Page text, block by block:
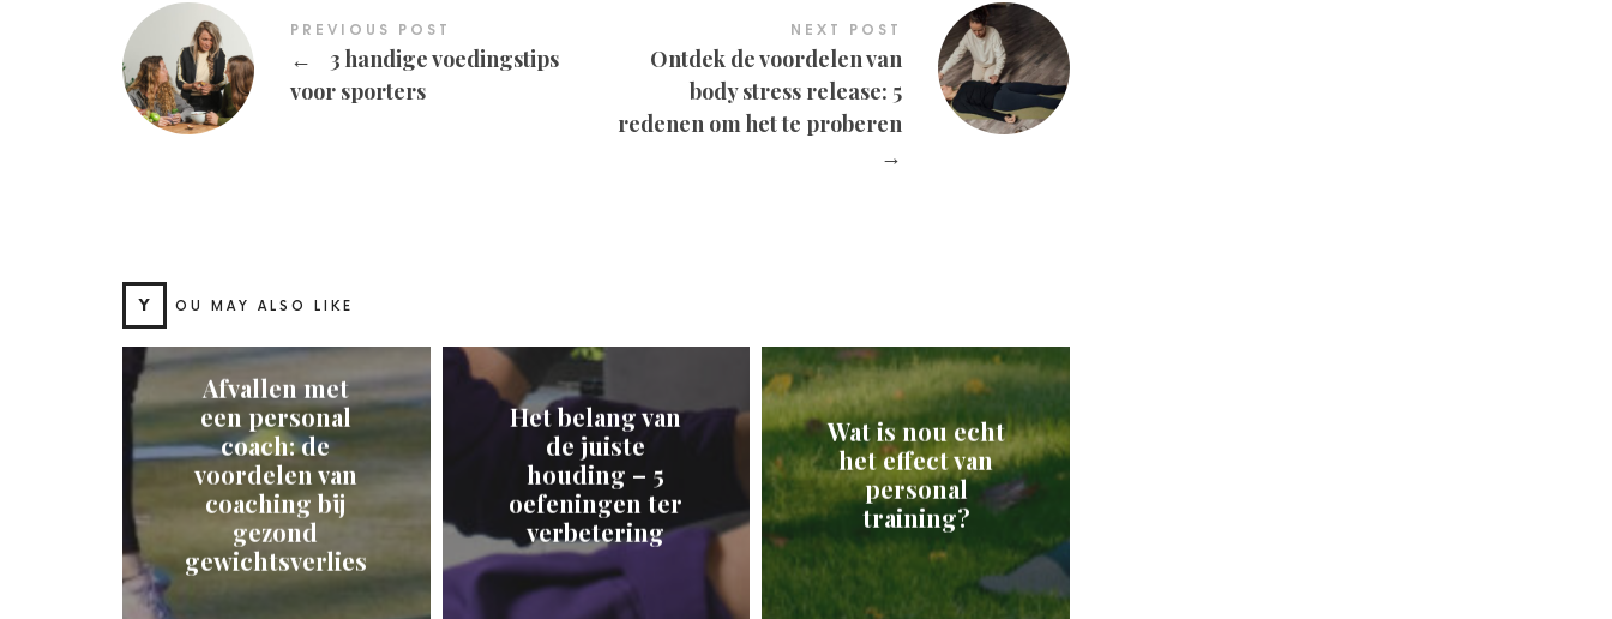
PREVIOUS POST
←
3 handige voedingstips
voor sporters
NEXT POST
Ontdek de voordelen van
body stress release: 5
redenen om het te proberen
→
Y OU MAY ALSO LIKE
Afvallen met
een personal
coach: de
voordelen van
coaching bij
gezond
gewichtsverlies
Het belang van
de juiste
houding – 5
oefeningen ter
verbetering
Wat is nou echt
het effect van
personal
training?